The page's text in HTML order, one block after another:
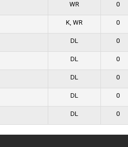
WR 0
K, WR 0
DL 0
DL 0
DL 0
DL 0
DL 0